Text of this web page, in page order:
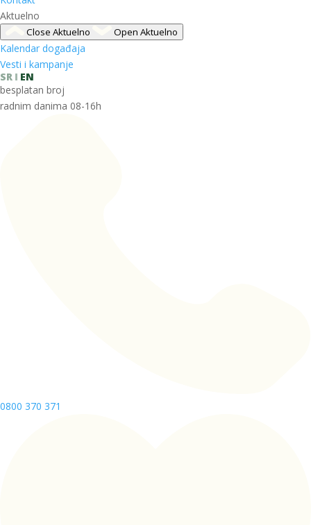
Aktuelno
Close Aktuelno Open Aktuelno
Kalendar događaja
Vesti i kampanje
SR
EN
besplatan broj
radnim danima 08-16h
0800 370 371